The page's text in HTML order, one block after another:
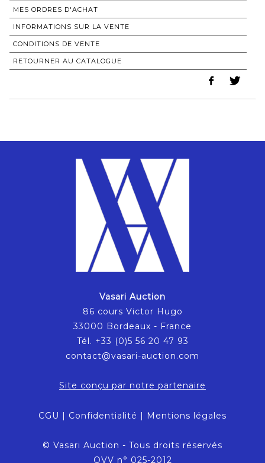
MES ORDRES D'ACHAT
INFORMATIONS SUR LA VENTE
CONDITIONS DE VENTE
RETOURNER AU CATALOGUE
Vasari Auction
86 cours Victor Hugo
33000 Bordeaux - France
Tél. +33 (0)5 56 20 47 93
contact@vasari-auction.com
Site conçu par notre partenaire
CGU | Confidentialité | Mentions légales
© Vasari Auction - Tous droits réservés
OVV n° 025-2012